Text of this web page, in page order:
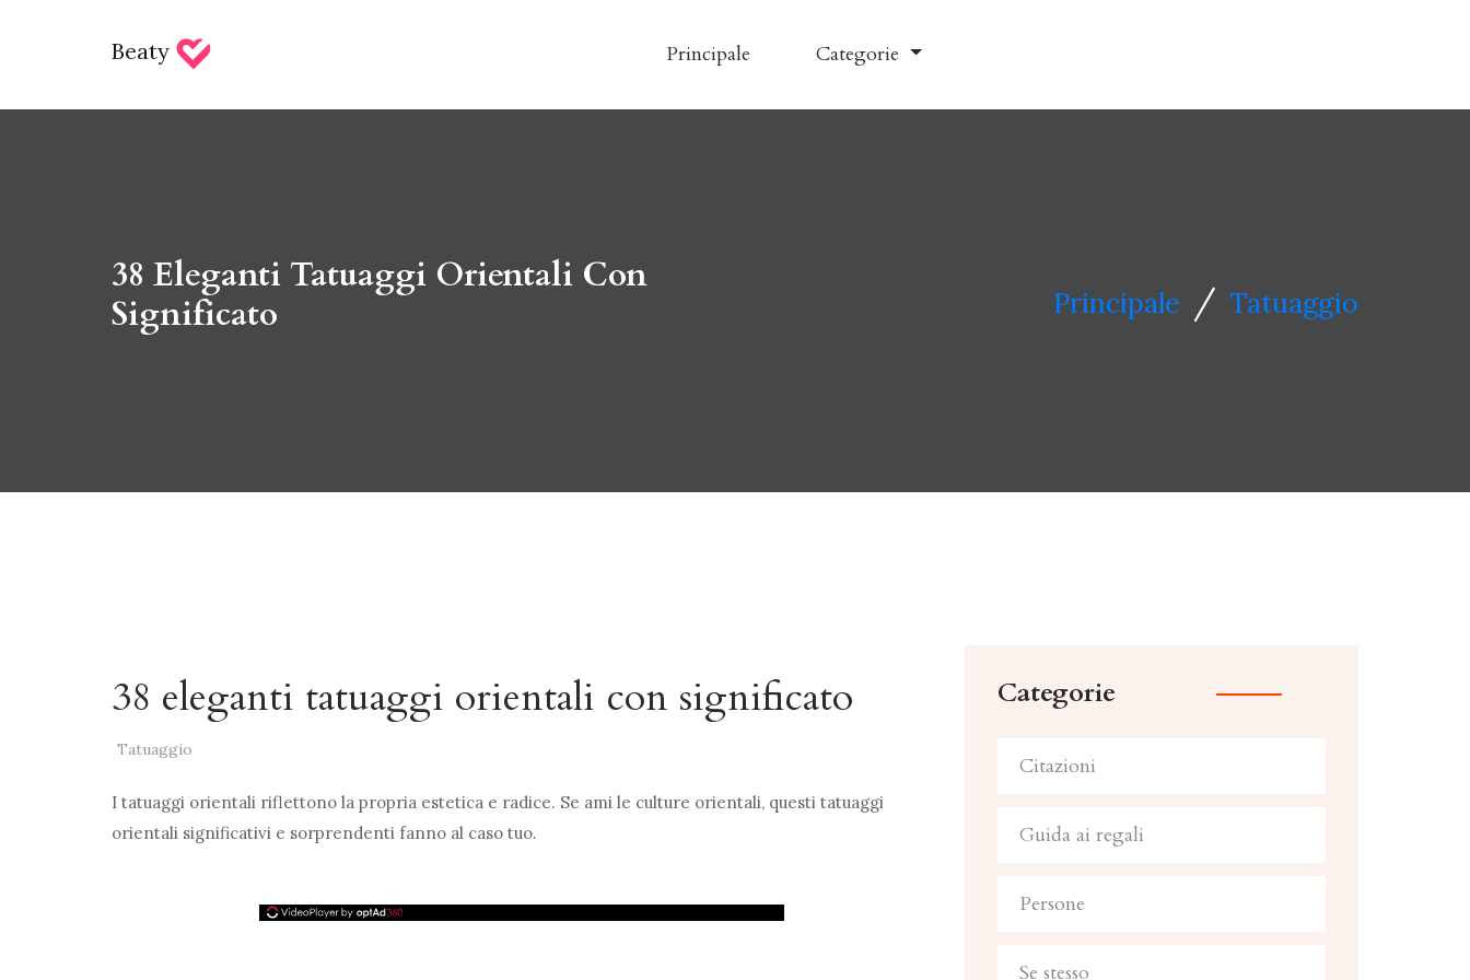
Beaty Principale Categorie
38 Eleganti Tatuaggi Orientali Con
Significato
Principale / Tatuaggio
38 eleganti tatuaggi orientali con significato
Tatuaggio
I tatuaggi orientali riflettono la propria estetica e radice. Se ami le culture orientali, questi tatuaggi
orientali significativi e sorprendenti fanno al caso tuo.
Categorie
Citazioni
Guida ai regali
Persone
Se stesso